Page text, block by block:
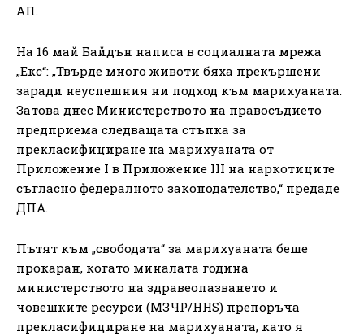
АП.
На 16 май Байдън написа в социалната мрежа
„Екс“: „Твърде много животи бяха прекършени
заради неуспешния ни подход към марихуаната.
Затова днес Министерството на правосъдието
предприема следващата стъпка за
прекласифициране на марихуаната от
Приложение I в Приложение III на наркотиците
съгласно федералното законодателство,“ предаде
ДПА.
Пътят към „свободата“ за марихуаната беше
прокаран, когато миналата година
министерството на здравеопазването и
човешките ресурси (МЗЧР/HHS) препоръча
прекласифициране на марихуаната, като я